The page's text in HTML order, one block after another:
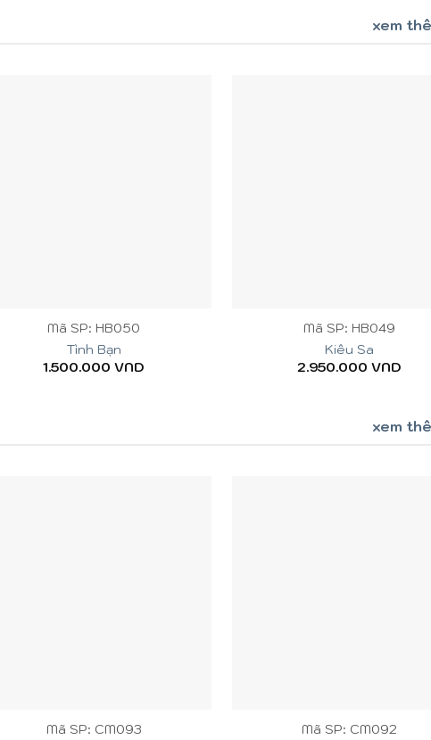
xem
Mã SP: HB050
Tình Bạn
1.500.000 VND
Mã SP: HB049
Kiêu Sa
2.950.000 VND
xem
Mã SP: CM093
Mã SP: CM092